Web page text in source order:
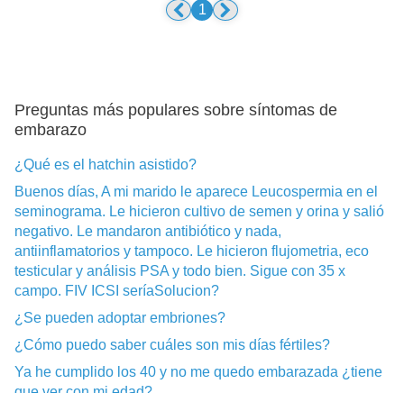
1
Preguntas más populares sobre síntomas de
embarazo
¿Qué es el hatchin asistido?
Buenos días, A mi marido le aparece Leucospermia en el
seminograma. Le hicieron cultivo de semen y orina y salió
negativo. Le mandaron antibiótico y nada,
antiinflamatorios y tampoco. Le hicieron flujometria, eco
testicular y análisis PSA y todo bien. Sigue con 35 x
campo. FIV ICSI seríaSolucion?
¿Se pueden adoptar embriones?
¿Cómo puedo saber cuáles son mis días fértiles?
Ya he cumplido los 40 y no me quedo embarazada ¿tiene